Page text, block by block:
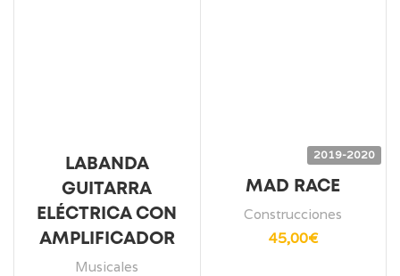
LABANDA
GUITARRA
ELÉCTRICA CON
AMPLIFICADOR
Musicales
2019-2020
MAD RACE
Construcciones
45,00€